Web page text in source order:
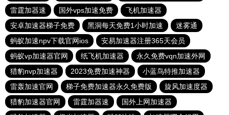
雷霆加器速
国外vps加速免费
飞机加速器
安卓加速器梯子免费
黑洞每天免费1小时加速
迷雾通
蚂蚁加速npv下载官网ios
安易加速器注册365天会员
蚂蚁vp加速器官网
纸飞机加速器
永久免费vqn加速外网
猎豹nvp加速器
2023免费加速神器
小蓝鸟特推加速器
雷轰加速官网
梯子免费加速器永久免费版
旋风加速度器
猎豹加速器官网
雷霆加器速
国外上网加速器